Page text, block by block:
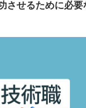
させるために必要